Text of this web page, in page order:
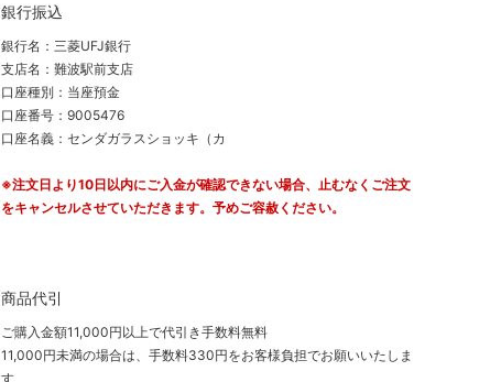
銀行振込
銀行名：三菱UFJ銀行
支店名：難波駅前支店
口座種別：当座預金
口座番号：9005476
口座名義：センダガラスショッキ（カ
※注文日より10日以内にご入金が確認できない場合、止むなくご注文
をキャンセルさせていただきます。予めご容赦ください。
商品代引
ご購入金額11,000円以上で代引き手数料無料
11,000円未満の場合は、手数料330円をお客様負担でお願いいたしま
す